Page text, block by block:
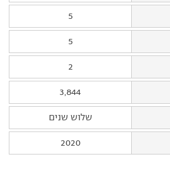
5
5
2
3,844
שלוש שנים
2020